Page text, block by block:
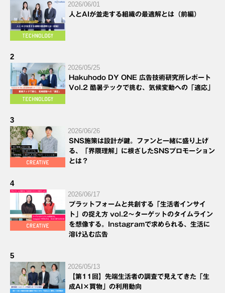
2026/06/01
人とAIが並走する組織の最適解とは（前編）
2
2026/05/25
Hakuhodo DY ONE 広告技術研究所レポート
Vol.2 酷暑テックで挑む、気候変動への「適応」
3
2026/06/26
SNS施策は設計が鍵。ファンと一緒に盛り上げ
る、「界隈理解」に根ざしたSNSプロモーション
とは？
4
2026/06/17
プラットフォームと共創する「生活者インサイ
ト」の捉え方 vol.2～ターゲットのタイムライン
を想像する。Instagramで求められる、生活に
溶け込む広告
5
2026/05/13
【第11回】先端生活者の調査で見えてきた「生
成AI×買物」の利用動向